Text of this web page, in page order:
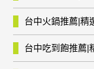
台中吃到飽推薦|